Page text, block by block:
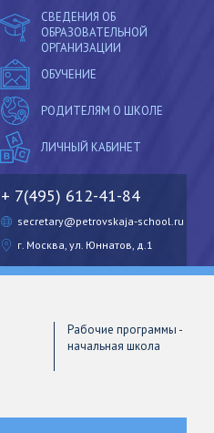
СВЕДЕНИЯ ОБ
ОБРАЗОВАТЕЛЬНОЙ
ОРГАНИЗАЦИИ
ОБУЧЕНИЕ
РОДИТЕЛЯМ О ШКОЛЕ
ЛИЧНЫЙ КАБИНЕТ
+ 7(495) 612-41-84
secretary@petrovskaja-school.ru
г. Москва, ул. Юннатов, д.1
Рабочие программы -
начальная школа